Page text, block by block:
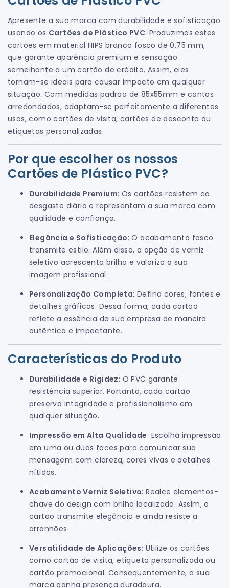
Apresente a sua marca com durabilidade e sofisticação
usando os Cartões de Plástico PVC. Produzimos estes
cartões em material HIPS branco fosco de 0,75 mm,
que garante aparência premium e sensação
semelhante a um cartão de crédito. Assim, eles
tornam-se ideais para causar impacto em qualquer
situação. Com medidas padrão de 85x55mm e cantos
arredondados, adaptam-se perfeitamente a diferentes
usos, como cartões de visita, cartões de desconto ou
etiquetas personalizadas.
Por que escolher os nossos
Cartões de Plástico PVC?
Durabilidade Premium: Os cartões resistem ao
desgaste diário e representam a sua marca com
qualidade e confiança.
Elegância e Sofisticação: O acabamento fosco
transmite estilo. Além disso, a opção de verniz
seletivo acrescenta brilho e valoriza a sua
imagem profissional.
Personalização Completa: Defina cores, fontes e
detalhes gráficos. Dessa forma, cada cartão
reflete a essência da sua empresa de maneira
autêntica e impactante.
Características do Produto
Durabilidade e Rigidez: O PVC garante
resistência superior. Portanto, cada cartão
preserva integridade e profissionalismo em
qualquer situação.
Impressão em Alta Qualidade: Escolha impressão
em uma ou duas faces para comunicar sua
mensagem com clareza, cores vivas e detalhes
nítidos.
Acabamento Verniz Seletivo: Realce elementos-
chave do design com brilho localizado. Assim, o
cartão transmite elegância e ainda resiste a
arranhões.
Versatilidade de Aplicações: Utilize os cartões
como cartão de visita, etiqueta personalizada ou
cartão promocional. Consequentemente, a sua
marca ganha presença duradoura.